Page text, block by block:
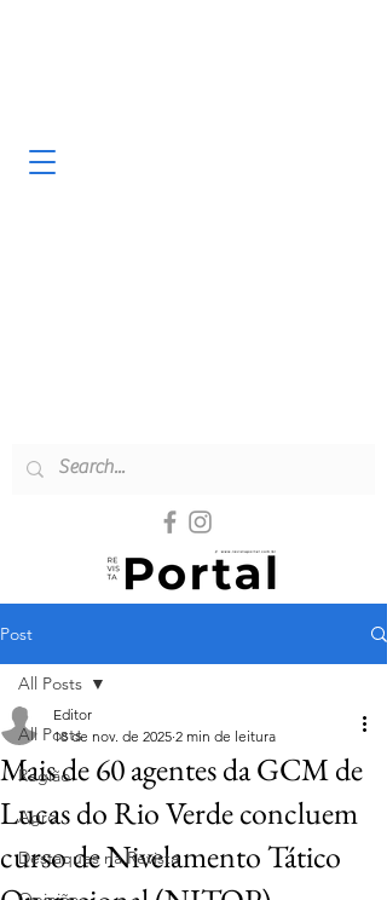
Post
All Posts
Região
Agro
Destaques na Revista
All Posts
Mais de 60 agentes da GCM de
Lucas do Rio Verde concluem
curso de Nivelamento Tático
Editor
18 de nov. de 2025 2 min de leitura